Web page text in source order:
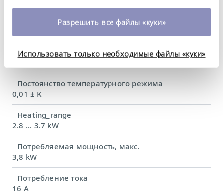
изменить или отозвать свое согласие в любое
время. Более подробную информацию об этом вы
можете найти в нашей
политике
Разрешить все файлы «куки»
Использовать только необходимые файлы «куки»
Рабочий диапазон температур
Диапазон температуры окружающей среды
Постоянство температурного режима
0,01 ± K
Heating_range
2.8 ... 3.7 kW
Потребляемая мощность, макс.
3,8 kW
Потребление тока
16 A